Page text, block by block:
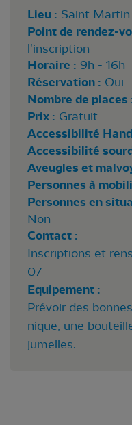
Lieu : Saint
Point de rendez-
l'inscription
Horaire : 9h - 16h
Réservation : Oui
Nombre de places
Prix : Gratuit
Accessibilité
Accessibilité
Aveugles et
Personnes à
Personnes en
Non
Contact :
Inscriptions et
07
Equipement :
Prévoir des
nique, une
jumelles.